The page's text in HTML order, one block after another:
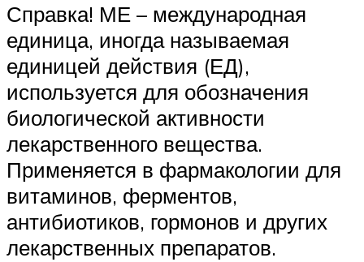
Справка! МЕ – международная
единица, иногда называемая
единицей действия (ЕД),
используется для обозначения
биологической активности
лекарственного вещества.
Применяется в фармакологии для
витаминов, ферментов,
антибиотиков, гормонов и других
лекарственных препаратов.